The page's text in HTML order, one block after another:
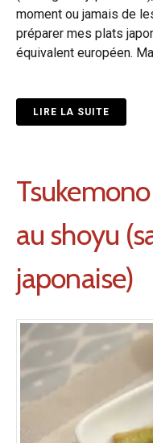
moment ou jamais de
préparer mes plats
équivalent européen.
LIRE LA SUITE
au shoyu
japonaise)